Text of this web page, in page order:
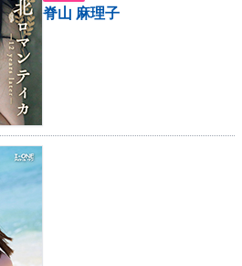
脊山 麻理子